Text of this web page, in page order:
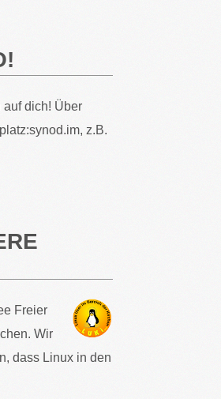
auf dich! Über
z.B.
Freier
Wir
dass Linux in den